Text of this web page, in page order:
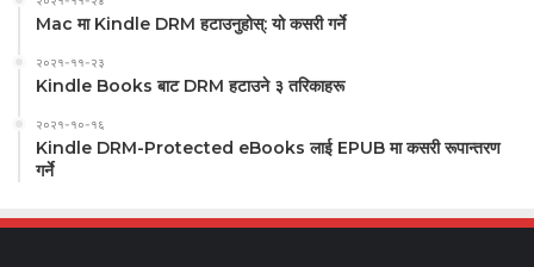
Mac मा Kindle DRM हटाउनुहोस्: यो कसरी गर्ने
२०२१-११-२३
Kindle Books बाट DRM हटाउने ३ तरिकाहरू
२०२१-१०-१६
Kindle DRM-Protected eBooks लाई EPUB मा कसरी रूपान्तरण
गर्ने